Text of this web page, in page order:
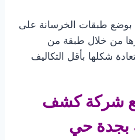
طبقات الخرسانة على
من خلال طبقة من
شكلها بأقل التكاليف
مع شركة كشف
بجدة حي